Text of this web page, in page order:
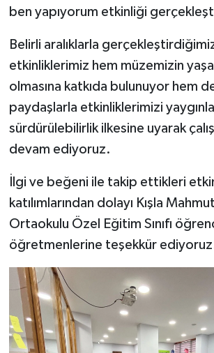
ben yapıyorum etkinliği
Belirli aralıklarla
etkinliklerimiz hem müzemizin
olmasına katkıda bulunuyor hem
paydaşlarla etkinliklerimizi
sürdürülebilirlik ilkesine uyarak
devam ediyoruz.
İlgi ve beğeni ile takip ettikleri
katılımlarından dolayı Kışla
Ortaokulu Özel Eğitim Sınıfı
öğretmenlerine teşekkür